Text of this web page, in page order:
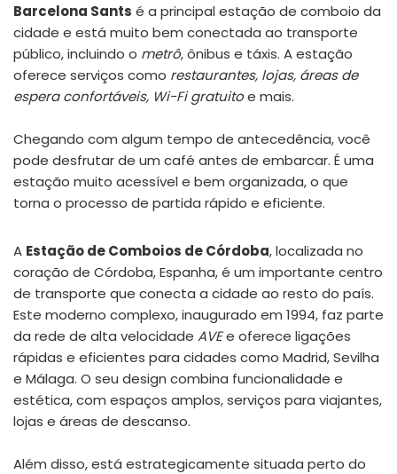
Barcelona Sants é a principal estação de comboio da
cidade e está muito bem conectada ao transporte
público, incluindo o metrô, ônibus e táxis. A estação
oferece serviços como restaurantes, lojas, áreas de
espera confortáveis, Wi-Fi gratuitoe mais.
Chegando com algum tempo de antecedência, você
pode desfrutar de um café antes de embarcar. É uma
estação muito acessível e bem organizada, o que
torna o processo de partida rápido e eficiente.
A Estação de Comboios de Córdoba, localizada no
coração de Córdoba, Espanha, é um importante centro
de transporte que conecta a cidade ao resto do país.
Este moderno complexo, inaugurado em 1994, faz parte
da rede de alta velocidade AVEe oferece ligações
rápidas e eficientes para cidades como Madrid, Sevilha
e Málaga. O seu design combina funcionalidade e
estética, com espaços amplos, serviços para viajantes,
lojas e áreas de descanso.
Além disso, está estrategicamente situada perto do